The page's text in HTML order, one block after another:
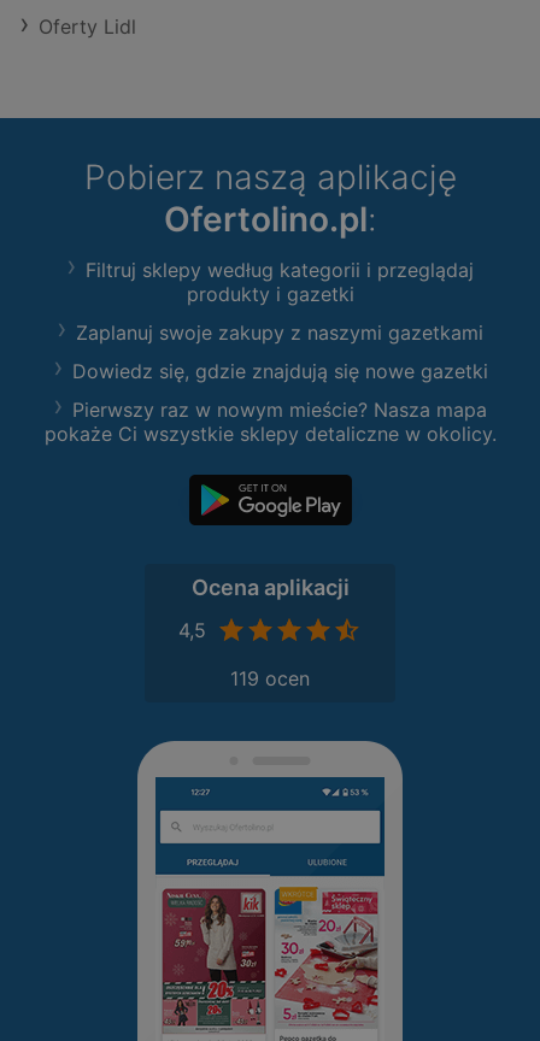
Oferty Lidl
Pobierz naszą aplikację
Ofertolino.pl:
Filtruj sklepy według kategorii i przeglądaj
produkty i gazetki
Zaplanuj swoje zakupy z naszymi gazetkami
Dowiedz się, gdzie znajdują się nowe gazetki
Pierwszy raz w nowym mieście? Nasza mapa
pokaże Ci wszystkie sklepy detaliczne w okolicy.
Ocena aplikacji
4,5
119 ocen